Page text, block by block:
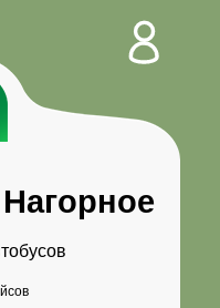
Нагорное